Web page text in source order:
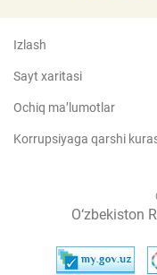
Izlash
Sayt xaritasi
Ochiq ma’lumotlar
Korrupsiyaga qarshi
O‘zbekiston